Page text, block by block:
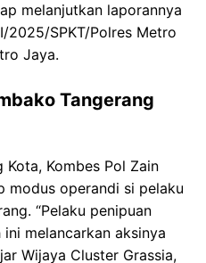
melanjutkan laporannya
2025/SPKT/Polres Metro
Jaya.
Tangerang
Kombes Pol Zain
modus operandi si pelaku
“Pelaku penipuan
melancarkan aksinya
Wijaya Cluster Grassia,